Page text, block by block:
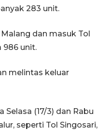
283 unit.
dan masuk Tol
986 unit.
melintas keluar
(17/3) dan Rabu
seperti Tol Singosari,
Expo